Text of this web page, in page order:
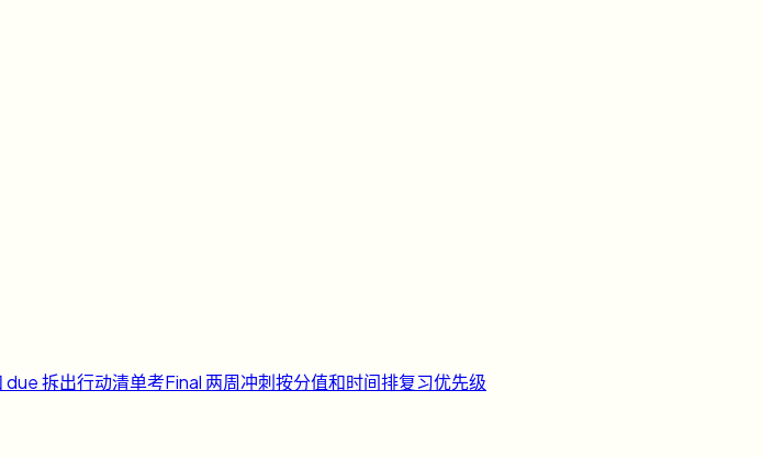
due 拆出行动清单考Final 两周冲刺按分值和时间排复习优先级